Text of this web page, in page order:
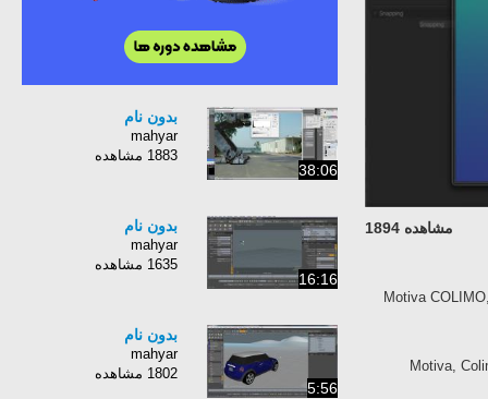
مشاهده 1894
Motiva
Motiva,
38:06
بدون نام
mahyar
1883 مشاهده
16:16
بدون نام
mahyar
1635 مشاهده
5:56
بدون نام
mahyar
1802 مشاهده